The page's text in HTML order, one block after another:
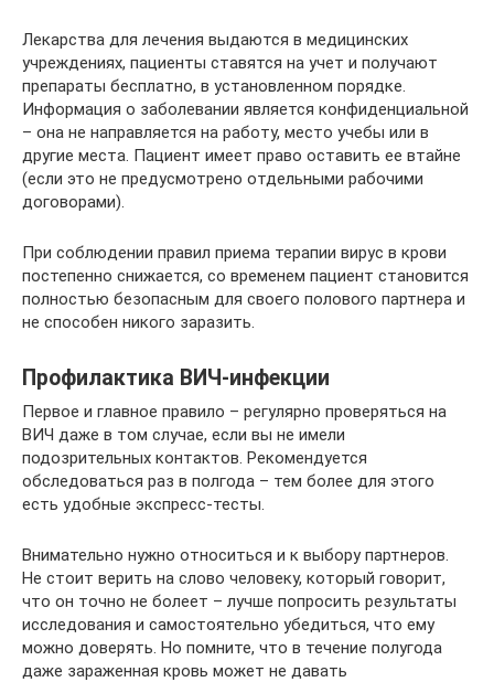
Лекарства для лечения выдаются в медицинских
учреждениях, пациенты ставятся на учет и получают
препараты бесплатно, в установленном порядке.
Информация о заболевании является конфиденциальной
– она не направляется на работу, место учебы или в
другие места. Пациент имеет право оставить ее втайне
(если это не предусмотрено отдельными рабочими
договорами).
При соблюдении правил приема терапии вирус в крови
постепенно снижается, со временем пациент становится
полностью безопасным для своего полового партнера и
не способен никого заразить.
Профилактика ВИЧ-инфекции
Первое и главное правило – регулярно проверяться на
ВИЧ даже в том случае, если вы не имели
подозрительных контактов. Рекомендуется
обследоваться раз в полгода – тем более для этого
есть удобные экспресс-тесты.
Внимательно нужно относиться и к выбору партнеров.
Не стоит верить на слово человеку, который говорит,
что он точно не болеет – лучше попросить результаты
исследования и самостоятельно убедиться, что ему
можно доверять. Но помните, что в течение полугода
даже зараженная кровь может не давать